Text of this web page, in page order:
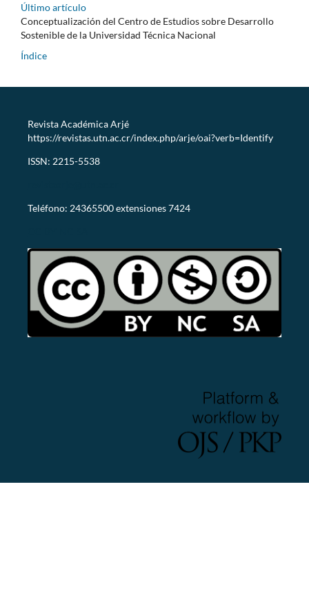
Último artículo
Conceptualización del Centro de Estudios sobre Desarrollo
Sostenible de la Universidad Técnica Nacional
Índice
Revista Académica Arjé
https://revistas.utn.ac.cr/index.php/arje/oai?verb=Identify
ISSN: 2215-5538
Teléfono: 24365500 extensiones 7424